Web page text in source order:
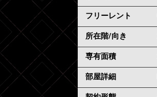
フリーレント
所在階/向き
専有面積
部屋詳細